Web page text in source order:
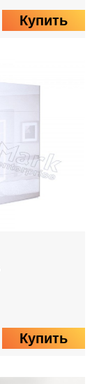
Купить
Купить